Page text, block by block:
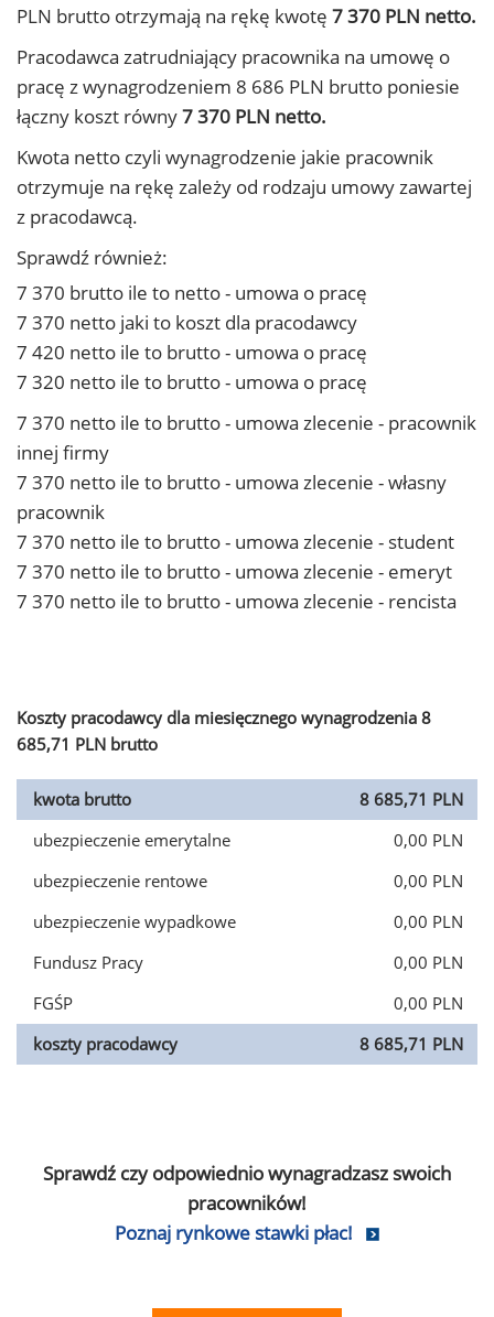
PLN brutto otrzymają na rękę kwotę 7 370 PLN netto.
Pracodawca zatrudniający pracownika na umowę o
pracę z wynagrodzeniem 8 686 PLN brutto poniesie
łączny koszt równy7 370 PLN netto.
Kwota netto czyli wynagrodzenie jakie pracownik
otrzymuje na rękę zależy od rodzaju umowy zawartej
z pracodawcą.
Sprawdź również:
7 370 brutto ile to netto - umowa o pracę
7 370 netto jaki to koszt dla pracodawcy
7 420 netto ile to brutto - umowa o pracę
7 320 netto ile to brutto - umowa o pracę
7 370 netto ile to brutto - umowa zlecenie - pracownik
innej firmy
7 370 netto ile to brutto - umowa zlecenie - własny
pracownik
7 370 netto ile to brutto - umowa zlecenie - student
7 370 netto ile to brutto - umowa zlecenie - emeryt
7 370 netto ile to brutto - umowa zlecenie - rencista
Koszty pracodawcy dla miesięcznego wynagrodzenia 8
685,71 PLN brutto
kwota brutto
8 685,71 PLN
ubezpieczenie emerytalne
0,00 PLN
ubezpieczenie rentowe
0,00 PLN
ubezpieczenie wypadkowe
0,00 PLN
Fundusz Pracy
0,00 PLN
FGŚP
0,00 PLN
koszty pracodawcy
8 685,71 PLN
Sprawdź czy odpowiednio wynagradzasz swoich
pracowników!
Poznaj rynkowe stawki płac!